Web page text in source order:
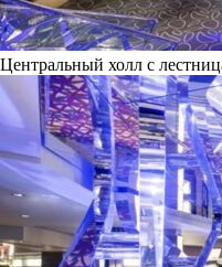
Центральный холл с